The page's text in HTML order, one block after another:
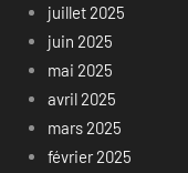
juillet 2025
juin 2025
mai 2025
avril 2025
mars 2025
février 2025